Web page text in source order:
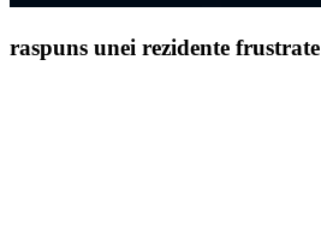
raspuns unei rezidente frustrate